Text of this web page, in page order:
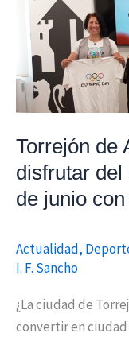
Torrejón de
disfrutar
de junio
Actualidad,
I. F. Sancho
¿La ciudad de
convertir en
Ardoz
nos
invita
a
disfrutar
deporte
el
próximo
junio
el
Día